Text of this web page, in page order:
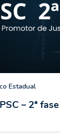
Estadual
– 2ª fase